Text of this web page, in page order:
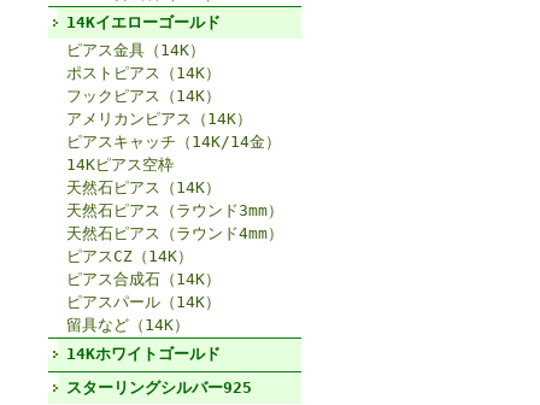
14Kイエローゴールド
ピアス金具（14K）
ポストピアス（14K）
フックピアス（14K）
アメリカンピアス（14K）
ピアスキャッチ（14K/14金）
14Kピアス空枠
天然石ピアス（14K）
天然石ピアス（ラウンド3mm）
天然石ピアス（ラウンド4mm）
ピアスCZ（14K）
ピアス合成石（14K）
ピアスパール（14K）
留具など（14K）
14Kホワイトゴールド
スターリングシルバー925